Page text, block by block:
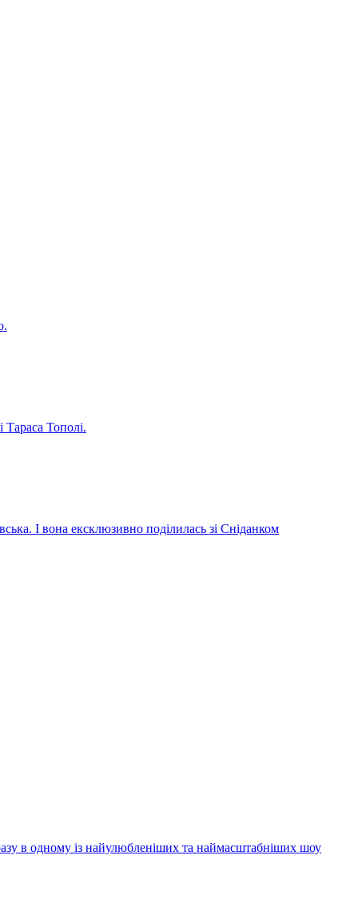
Тараса Тополі.
І вона ексклюзивно поділилась зі Сніданком
в одному із найулюбленіших та наймасштабніших шоу